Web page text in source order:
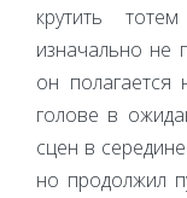
крутить
изначально не
он полагается
голове в
сцен в
но продолжил